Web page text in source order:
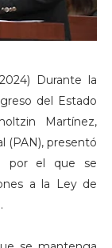
Durante la
del Estado
Martínez,
(PAN), presentó
por el que se
a la Ley de